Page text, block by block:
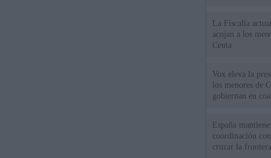
La Fiscalía
acojan a los
Ceuta
Vox eleva la
los menores de
gobiernan en
España
coordinación
cruzar la